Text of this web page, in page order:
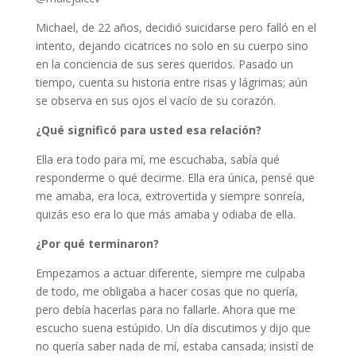
Michael, de 22 años, decidió suicidarse pero falló en el
intento, dejando cicatrices no solo en su cuerpo sino
en la conciencia de sus seres queridos. Pasado un
tiempo, cuenta su historia entre risas y lágrimas; aún
se observa en sus ojos el vacío de su corazón.
¿Qué significó para usted esa relación?
Ella era todo para mí, me escuchaba, sabía qué
responderme o qué decirme. Ella era única, pensé que
me amaba, era loca, extrovertida y siempre sonreía,
quizás eso era lo que más amaba y odiaba de ella.
¿Por qué terminaron?
Empezamos a actuar diferente, siempre me culpaba
de todo, me obligaba a hacer cosas que no quería,
pero debía hacerlas para no fallarle. Ahora que me
escucho suena estúpido. Un día discutimos y dijo que
no quería saber nada de mí, estaba cansada; insistí de